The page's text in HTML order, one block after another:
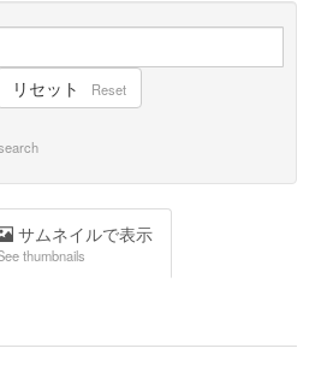
リセット Reset
サムネイルで表示
thumbnails